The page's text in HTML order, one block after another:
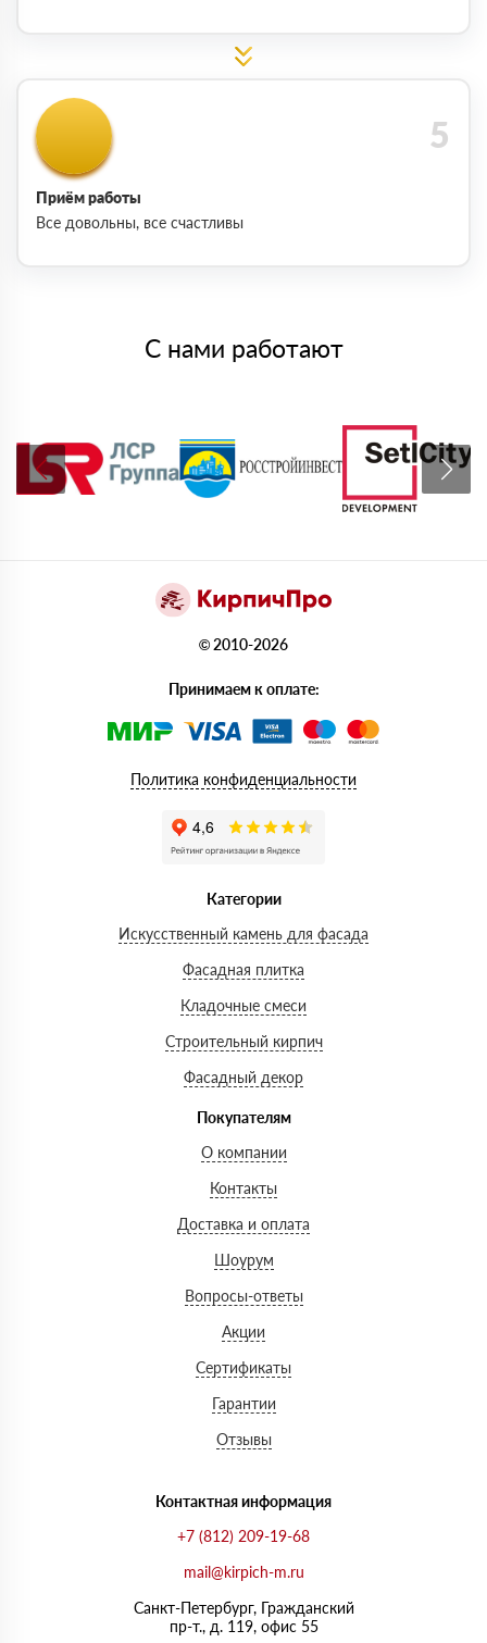
Приём работы
Все довольны, все счастливы
С нами работают
© 2010-2026
Принимаем к оплате:
Политика конфиденциальности
Категории
Искусственный камень для фасада
Фасадная плитка
Кладочные смеси
Строительный кирпич
Фасадный декор
Покупателям
О компании
Контакты
Доставка и оплата
Шоурум
Вопросы-ответы
Акции
Сертификаты
Гарантии
Отзывы
Контактная информация
+7 (812) 209-19-68
mail@kirpich-m.ru
Санкт-Петербург, Граждaнский
пр-т., д. 119, офис 55